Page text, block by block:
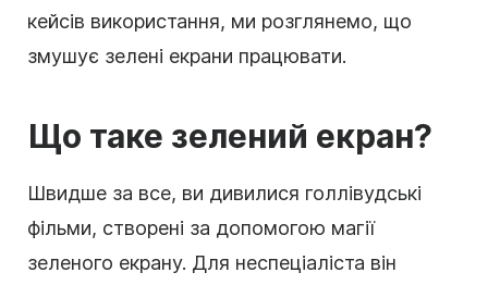
кейсів використання, ми розглянемо, що
змушує зелені екрани працювати.
Що таке зелений екран?
Швидше за все, ви дивилися голлівудські
фільми, створені за допомогою магії
зеленого екрану. Для неспеціаліста він